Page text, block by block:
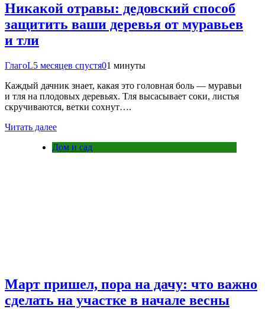
Никакой отравы: дедовский способ
защитить ваши деревья от муравьев
и тли
ГлагоL5 месяцев спустя01 минуты
Каждый дачник знает, какая это головная боль — муравьи
и тля на плодовых деревьях. Тля высасывает соки, листья
скручиваются, ветки сохнут….
Читать далее
Дом и сад
Март пришел, пора на дачу: что важно
сделать на участке в начале весны